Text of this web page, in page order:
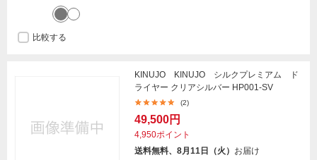
比較する
KINUJO KINUJO シルクプレミアム ド
ライヤー クリアシルバー HP001-SV
(2)
49,500円
4,950ポイント
送料無料、8月11日（火） お届け